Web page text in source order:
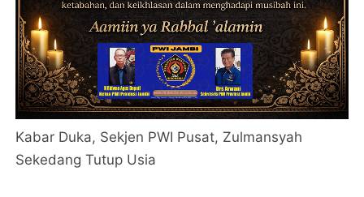
Kabar Duka, Sekjen PWI Pusat, Zulmansyah
Sekedang Tutup Usia